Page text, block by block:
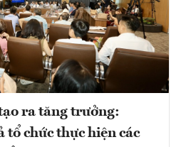
ra tăng trưởng:
tổ chức thực hiện các